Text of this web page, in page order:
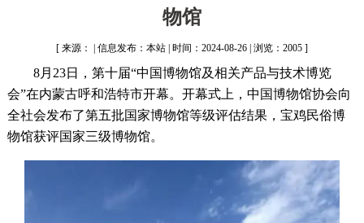
物馆
[ 来源： | 信息发布：本站 | 时间：2024-08-26 | 浏览：2005 ]
8月23日，第十届“中国博物馆及相关产品与技术博览
会”在内蒙古呼和浩特市开幕。开幕式上，中国博物馆协会向
全社会发布了第五批国家博物馆等级评估结果，宝鸡民俗博
物馆获评国家三级博物馆。